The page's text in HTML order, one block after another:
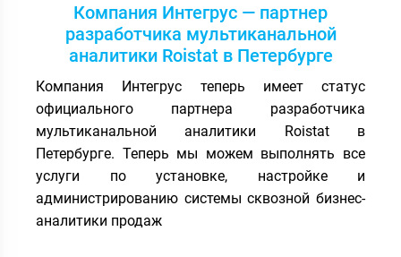
Компания Интегрус — партнер
разработчика мультиканальной
аналитики Roistat в Петербурге
Компания Интегрус теперь имеет статус
официального партнера разработчика
мультиканальной аналитики Roistat в
Петербурге. Теперь мы можем выполнять все
услуги по установке, настройке и
администрированию системы сквозной бизнес-
аналитики продаж